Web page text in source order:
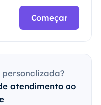
Começar
atendimento ao